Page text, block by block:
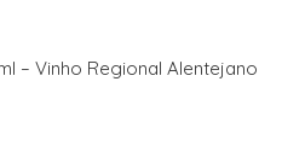
– Vinho Regional Alentejano